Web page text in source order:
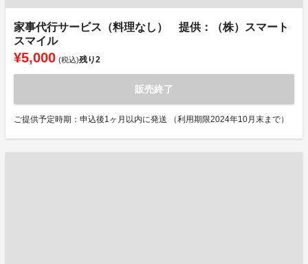
家事代行サービス（料理なし） 提供：（株）スマート
スマイル
¥5,000 (税込)残り2
販売終了
ご提供予定時期：申込後1ヶ月以内に発送 （利用期限2024年10月末まで）